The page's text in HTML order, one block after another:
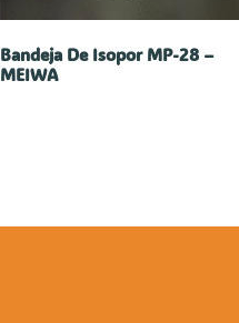
Bandeja De Isopor MP-28 –
MEIWA